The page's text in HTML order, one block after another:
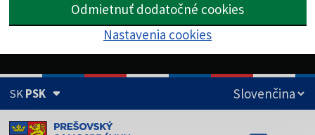
Odmietnuť dodatočné cookies
Nastavenia cookies
SKPSK